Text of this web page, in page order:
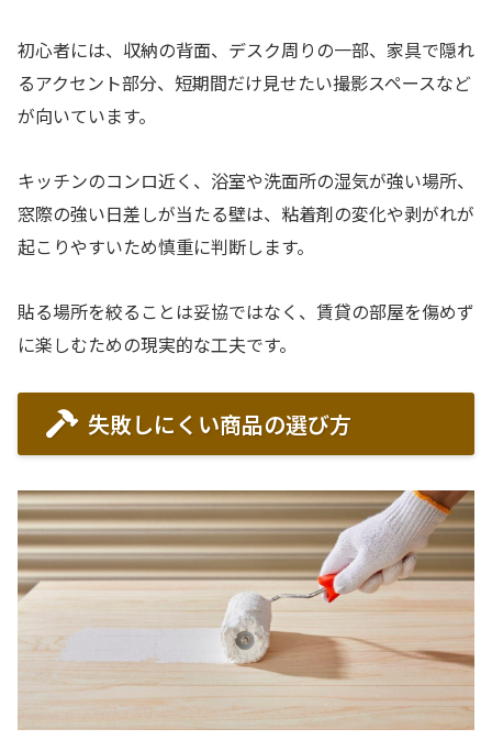
初心者には、収納の背面、デスク周りの一部、家具で隠れ
るアクセント部分、短期間だけ見せたい撮影スペースなど
が向いています。
キッチンのコンロ近く、浴室や洗面所の湿気が強い場所、
窓際の強い日差しが当たる壁は、粘着剤の変化や剥がれが
起こりやすいため慎重に判断します。
貼る場所を絞ることは妥協ではなく、賃貸の部屋を傷めず
に楽しむための現実的な工夫です。
失敗しにくい商品の選び方